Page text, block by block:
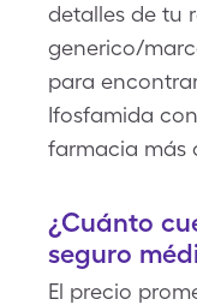
detalles de tu
generico/
para
Ifosfamida
farmacia más
¿Cuánto
seguro
El precio